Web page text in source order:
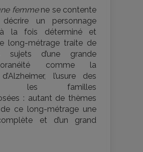
femmene se contente
un personnage
la fois déterminé et
long-métrage traite de
sujets d’une grande
comme la
l’usure des
les familles
: autant de thèmes
ce long-métrage une
et d’un grand